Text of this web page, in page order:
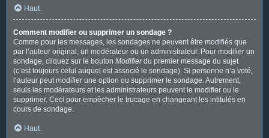
Haut
Comment modifier ou supprimer un sondage ?
Comme pour les messages, les sondages ne peuvent être modifiés que
par l’auteur original, un modérateur ou un administrateur. Pour modifier un
sondage, cliquez sur le bouton Modifierdu premier message du sujet
(c’est toujours celui auquel est associé le sondage). Si personne n’a voté,
l’auteur peut modifier une option ou supprimer le sondage. Autrement,
seuls les modérateurs et les administrateurs peuvent le modifier ou le
supprimer. Ceci pour empêcher le trucage en changeant les intitulés en
cours de sondage.
Haut